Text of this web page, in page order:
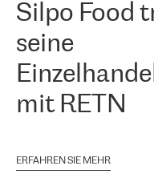
Silpo Food
seine
mit RETN
ERFAHREN SIE MEHR